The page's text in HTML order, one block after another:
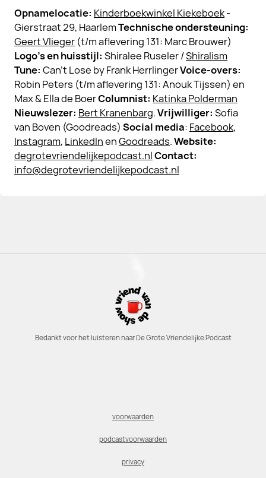
Opnamelocatie: Kinderboekwinkel Kiekeboek-
Gierstraat 29, HaarlemTechnische ondersteuning:
Geert Vlieger (t/m aflevering 131: Marc Brouwer)
Logo's en huisstijl: Shiralee Ruseler /Shiralism
Tune: Can't Lose by Frank HerrlingerVoice-overs:
Robin Peters (t/m aflevering 131: Anouk Tijssen) en
Max & Ella de BoerColumnist: Katinka Polderman
Nieuwslezer: Bert Kranenbarg.Vrijwilliger: Sofia
van Boven (Goodreads) Social media: Facebook,
Instagram, LinkedInenGoodreads.Website:
degrotevriendelijkepodcast.nlContact:
info@degrotevriendelijkepodcast.nl
Bedankt voor het luisteren naar De Grote Vriendelijke Podcast
voorwaarden
podcastvoorwaarden
privacy